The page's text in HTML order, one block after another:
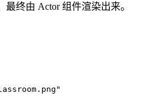
终由 Actor 组件渲染出来。